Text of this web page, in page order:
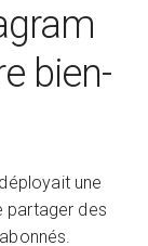
bien-
une
partager des